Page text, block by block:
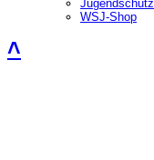
Jugendschutz
WSJ-Shop
˄